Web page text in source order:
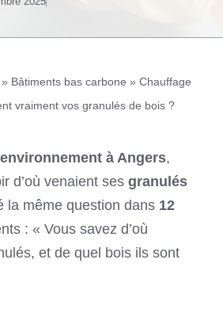
» Bâtiments bas carbone » Chauffage
vraiment vos granulés de bois ?
à Angers,
d’où venaient ses granulés
la même question dans 12
: « Vous savez d’où
et de quel bois ils sont